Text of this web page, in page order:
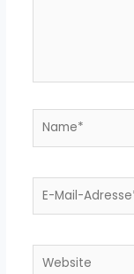
Name*
E-
Website